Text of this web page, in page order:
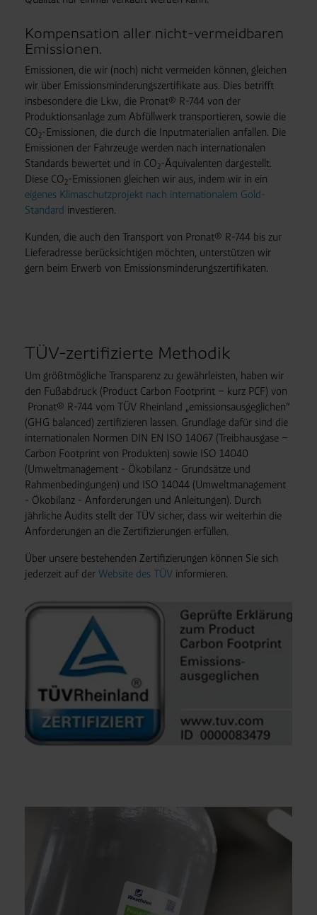
an unsere Auftragsverarbeiter (z. B. für Webanalyse,
Drittländern übermittelt werden. Wenn eine Übermittlung
in ein Land ohne angemessenes Datenschutzniveau
erfolgt, stellen wir geeignete Garantien gemäß Art. 46
DSGVO sicher (z. B. EU-Standardvertragsklauseln).
Speicherdauer:Cookies werden je nach Zweck
unterschiedlich lange gespeichert. Die maximale
Speicherdauer beträgt 400 Tage, sofern nicht gesetzlich
anders vorgeschrieben oder technisch erforderlich.
Verantwortlicher:
Westfalen AG & Co. KG, Industrieweg
43, 48155 Münster E-Mail: datenschutz@westfalen.com
Kompensation aller nicht-vermeidbaren
Emissionen.
Emissionen, die wir (noch) nicht vermeiden können, gleichen
wir über Emissions­minderungs­zertifikate aus. Dies betrifft
insbesondere die Lkw, die Pronat® R-744 von der
Produktions­anlage zum Abfüll­werk transportieren, sowie die
CO2-Emissionen, die durch die Input­materialien anfallen. Die
Emissionen der Fahrzeuge werden nach internationalen
Standards bewertet und in CO2-Äquivalenten dargestellt.
Diese CO2-Emissionen gleichen wir aus, indem wir in ein
eigenes Klimaschutzprojekt nach internationalem Gold-
Standard investieren.
Kunden, die auch den Transport von Pronat® R-744 bis zur
Liefer­adresse berücksichtigen möchten, unterstützen wir
gern beim Erwerb von Emissions­minderungs­zertifikaten.
TÜV-zertifizierte Methodik
Um größtmögliche Transparenz zu gewährleisten, haben wir
den Fußabdruck (Product Carbon Footprint – kurz PCF) von
Pronat® R-744 vom TÜV Rheinland „emissionsausgeglichen“
(GHG balanced) zertifizieren lassen. Grundlage dafür sind die
internationalen Normen DIN EN ISO 14067 (Treibhausgase –
Carbon Footprint von Produkten) sowie ISO 14040
(Umweltmanagement - Ökobilanz - Grundsätze und
Rahmenbedingungen) und ISO 14044 (Umweltmanagement
- Ökobilanz - Anforderungen und Anleitungen). Durch
jährliche Audits stellt der TÜV sicher, dass wir weiterhin die
Anforderungen an die Zertifizierungen erfüllen.
Über unsere bestehenden Zertifizierungen können Sie sich
jederzeit auf der Website des TÜVinformieren.